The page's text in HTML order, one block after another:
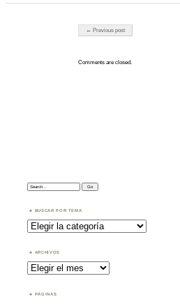
Post navigation
← Previous post
Comments are closed.
Search:
BUSCAR POR TEMA
Buscar
por
Tema
ARCHIVOS
Archivos
PÁGINAS